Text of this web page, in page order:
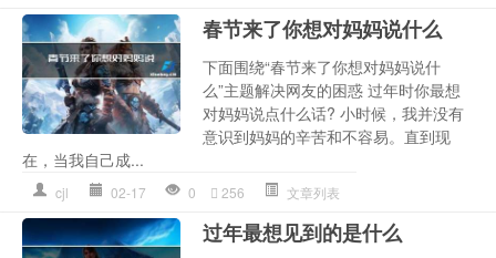
春节来了你想对妈妈说什么
下面围绕“春节来了你想对妈妈说什
么”主题解决网友的困惑 过年时你最想
对妈妈说点什么话? 小时候，我并没有
意识到妈妈的辛苦和不容易。直到现
在，当我自己成...
cjl 02-17 0 256 文章列表
过年最想见到的是什么